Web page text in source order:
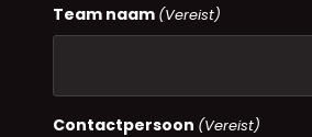
Team naam (Vereist)
Contactpersoon (Vereist)